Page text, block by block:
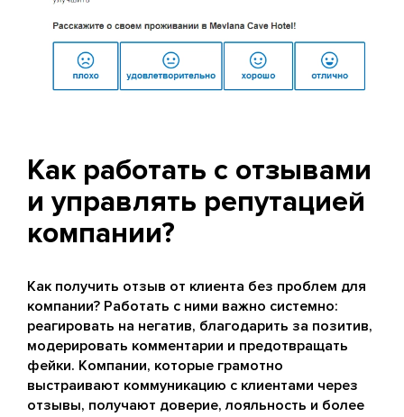
Как работать с отзывами
и управлять репутацией
компании?
Как получить отзыв от клиента без проблем для
компании? Работать с ними важно системно:
реагировать на негатив, благодарить за позитив,
модерировать комментарии и предотвращать
фейки. Компании, которые грамотно
выстраивают коммуникацию с клиентами через
отзывы, получают доверие, лояльность и более